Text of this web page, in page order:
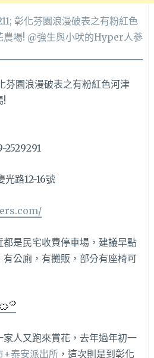
光路12-16號
是民宅收費停車場，建議早點
公廁，有攤販，部分有座椅可
人又跑來賞花，去年過年初一
+泰安派出所，這次則是到彰化